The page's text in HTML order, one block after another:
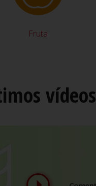
Fruta
vídeos